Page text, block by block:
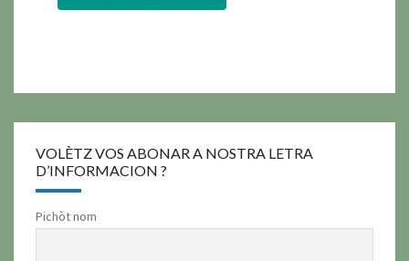
VOLÈTZ VOS ABONAR A NOSTRA LETRA
D’INFORMACION ?
Pichòt nom